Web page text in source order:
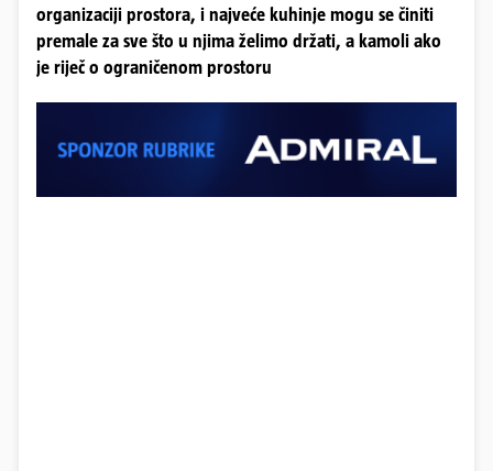
organizaciji prostora, i najveće kuhinje mogu se činiti
premale za sve što u njima želimo držati, a kamoli ako
je riječ o ograničenom prostoru